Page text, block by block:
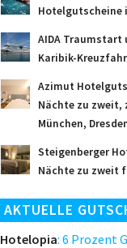
Hotelgutscheine
AIDA Traumstart
Karibik-
Azimut
Nächte zu zweit,
München,
Steigenberger
Nächte zu zweit
AKTUELLE
Hotelopia: 6 Prozent